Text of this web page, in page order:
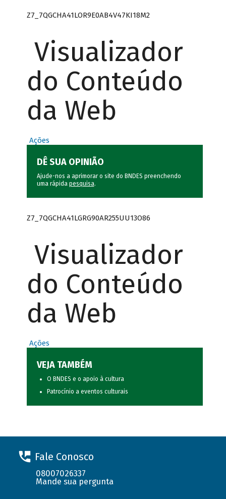
Z7_7QGCHA41LOR9E0AB4V47KI18M2
Visualizador
do Conteúdo
da Web
Ações
DÊ SUA OPINIÃO
Ajude-nos a aprimorar o site do BNDES preenchendo
uma rápida pesquisa.
Z7_7QGCHA41LGRG90AR255UU13O86
Visualizador
do Conteúdo
da Web
Ações
VEJA TAMBÉM
O BNDES e o apoio à cultura
Patrocínio a eventos culturais
Fale Conosco
08007026337
Mande sua pergunta